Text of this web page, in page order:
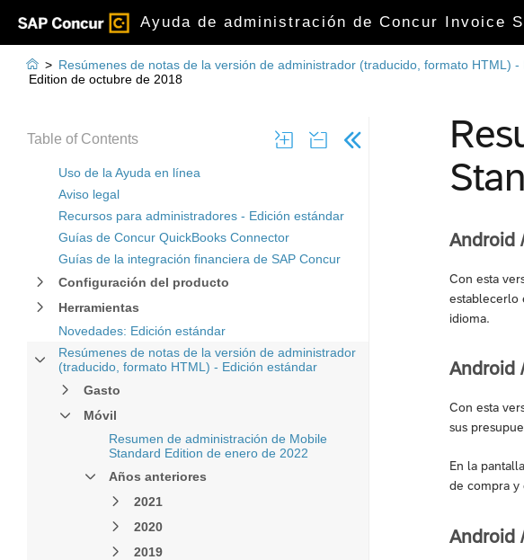
Ayuda de administración de Concur Invoice
Table of Contents
Uso de la Ayuda en línea
Aviso legal
Recursos para administradores - Edición estándar
Guías de Concur QuickBooks Connector
Guías de la integración financiera de SAP Concur
Configuración del producto
Herramientas
Novedades: Edición estándar
Resúmenes de notas de la versión de administrador
(traducido, formato HTML) - Edición estándar
Gasto
Móvil
Resumen de administración de Mobile
Standard Edition de enero de 2022
Años anteriores
2021
2020
2019
 > Resúmenes de notas de la versión de administrador (traducido, formato HTML) -
Edition de octubre de 2018
Android
Con esta
establecerlo
idioma.
Android
Con esta
sus
En la pantalla
de compra y
Android